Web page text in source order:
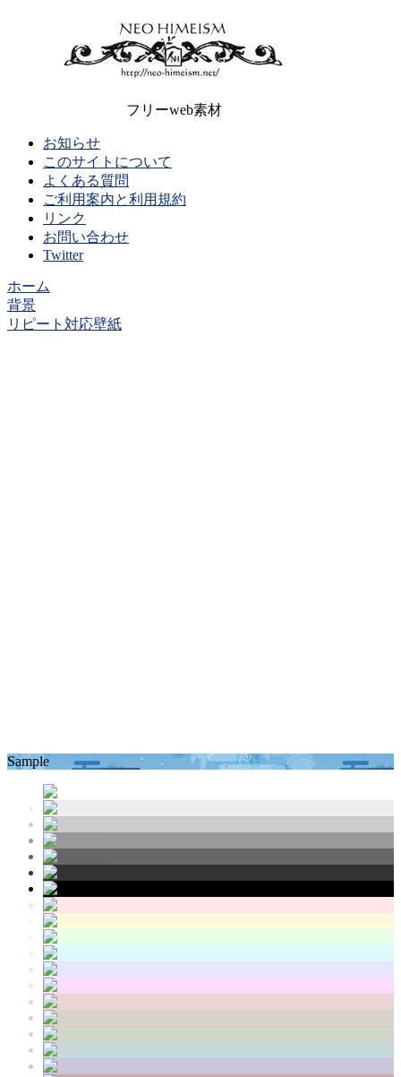
フリーweb素材
お知らせ
このサイトについて
よくある質問
ご利用案内と利用規約
リンク
お問い合わせ
Twitter
ホーム
背景
リピート対応壁紙
Sample